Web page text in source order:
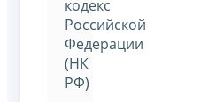
кодекс
Российской
Федерации
(НК
РФ)